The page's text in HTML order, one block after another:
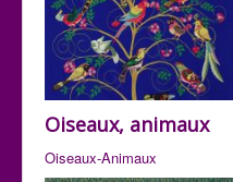
Oiseaux, animaux
Oiseaux-Animaux